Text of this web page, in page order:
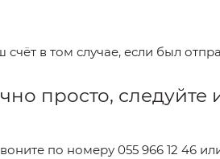
в том случае, если был
просто,
по номеру 055 966 12 46